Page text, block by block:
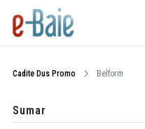
Cadite Dus Promo Belform
Sumar